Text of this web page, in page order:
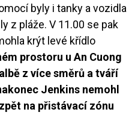
byly i tanky a vozidla
z pláže. V 11.00 se pak
krýt levé křídlo
prostoru u An Cuong
z více směrů a tváří
Jenkins nemohl
na přistávací zónu